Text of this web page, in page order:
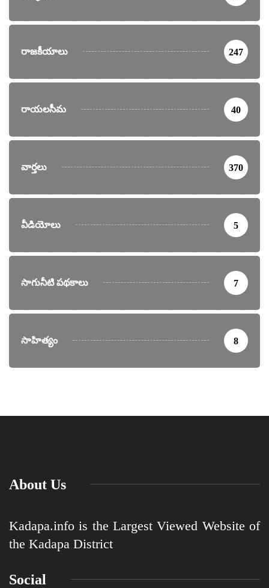
రాజకీయాలు 247
రాయలసీమ 40
వార్తలు 370
వీడియోలు 5
సాగునీటి పథకాలు 7
సాహిత్యం 8
About Us
Kadapa.info is the Largest Viewed Website of
the Kadapa District
Social